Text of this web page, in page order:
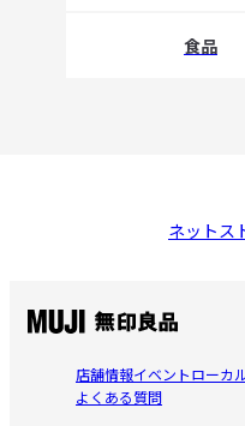
食品
ネットス
店舗情報イベントローカ
よくある質問